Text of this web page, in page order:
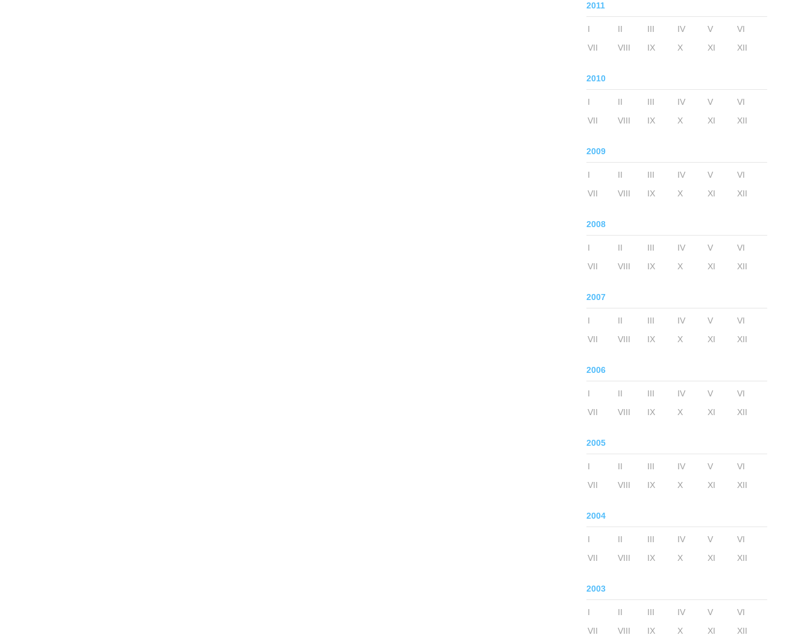
2011
I II III IV V
VI
VII
VIII IX X XI XII
2010
I II III IV V
VI
VII
VIII IX X XI XII
2009
I II III IV V
VI
VII
VIII IX X XI XII
2008
I II III IV V
VI
VII
VIII IX X XI XII
2007
I II III IV V
VI
VII
VIII IX X XI XII
2006
I II III IV V
VI
VII
VIII IX X XI XII
2005
I II III IV V
VI
VII
VIII IX X XI XII
2004
I II III IV V
VI
VII
VIII IX X XI XII
2003
I II III IV V
VI
VII
VIII IX X XI XII